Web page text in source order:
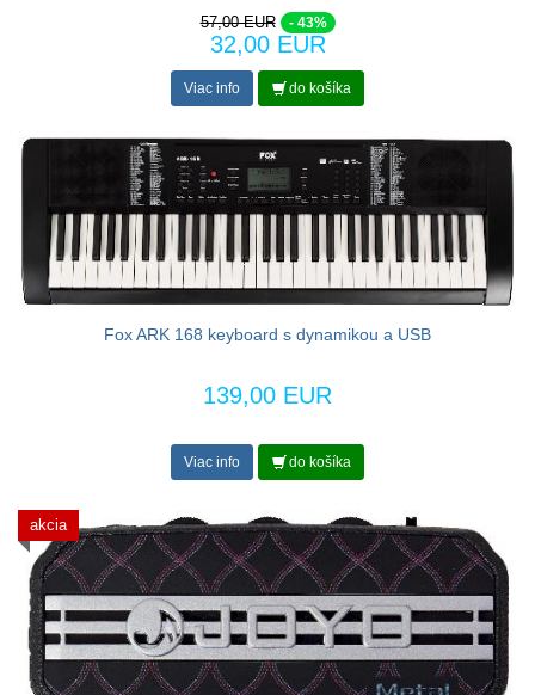
57,00 EUR - 43%
32,00 EUR
Viac info do košíka
Fox ARK 168 keyboard s dynamikou a USB
139,00 EUR
Viac info do košíka
akcia